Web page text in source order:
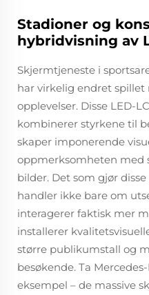
Stadioner og
hybridvisning av
Skjermtjeneste i
har virkelig endret
opplevelser. Disse LED-
kombinerer styrkene til
skaper imponerende
oppmerksomheten med
bilder. Det som gjør
handler ikke bare om
interagerer faktisk mer
installerer
større publikumstall og
besøkende. Ta
eksempel – de massive